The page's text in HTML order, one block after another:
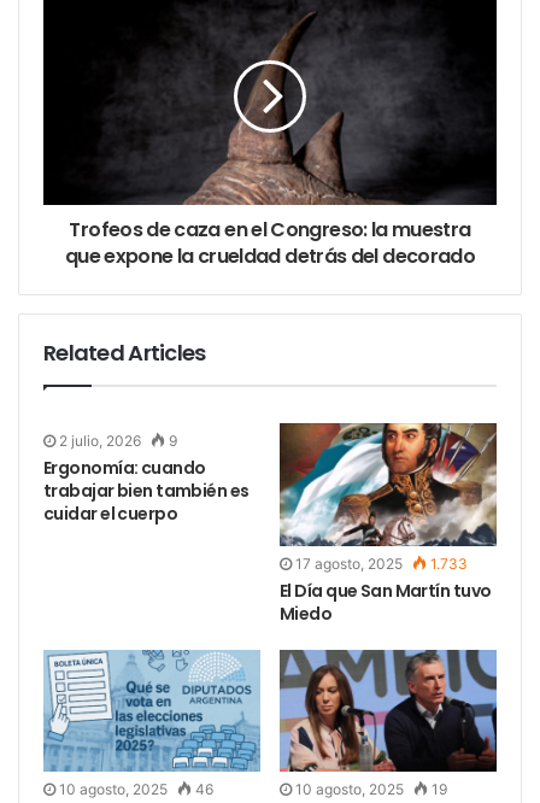
Trofeos de caza en el Congreso: la muestra
que expone la crueldad detrás del decorado
Related Articles
2 julio, 2026 9
Ergonomía: cuando
trabajar bien también es
cuidar el cuerpo
17 agosto, 2025 1.733
El Día que San Martín tuvo
Miedo
10 agosto, 2025 46 10 agosto, 2025 19